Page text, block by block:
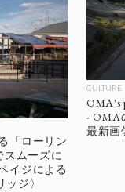
「ローリン
スムーズに
イジによる
ジ〉
CULTURE
OMA's
- OMA
最新画